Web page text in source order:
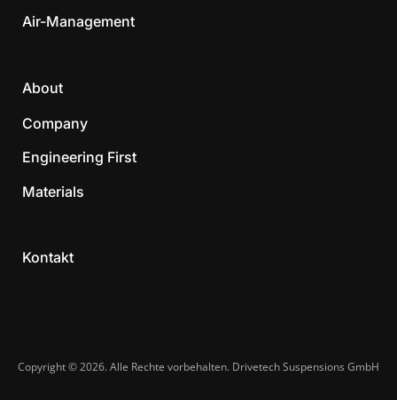
Air-Management
About
Company
Engineering First
Materials
Kontakt
Copyright © 2026. Alle Rechte vorbehalten. Drivetech Suspensions GmbH​